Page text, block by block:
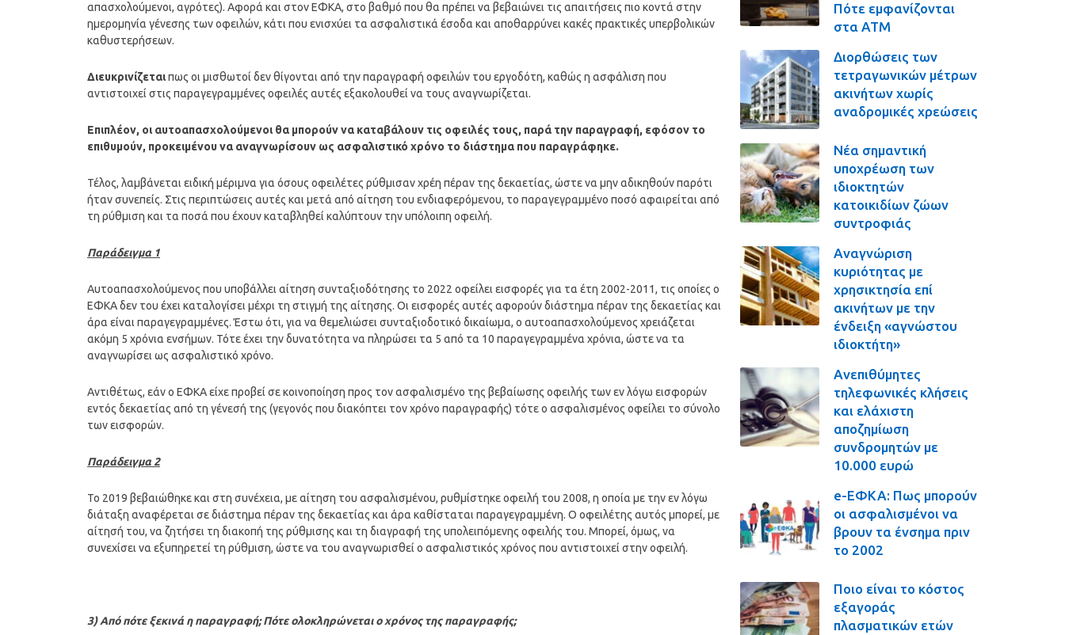
απασχολούμενοι, αγρότες). Αφορά και στον ΕΦΚΑ, στο βαθμό που θα πρέπει να βεβαιώνει τις απαιτήσεις πιο κοντά στην
ημερομηνία γένεσης των οφειλών, κάτι που ενισχύει τα ασφαλιστικά έσοδα και αποθαρρύνει κακές πρακτικές υπερβολικών
καθυστερήσεων.
Διευκρινίζεταιπως οι μισθωτοί δεν θίγονται από την παραγραφή οφειλών του εργοδότη, καθώς η ασφάλιση που
αντιστοιχεί στις παραγεγραμμένες οφειλές αυτές εξακολουθεί να τους αναγνωρίζεται.
Επιπλέον, οι αυτοαπασχολούμενοι θα μπορούν να καταβάλουν τις οφειλές τους, παρά την παραγραφή, εφόσον το
επιθυμούν, προκειμένου να αναγνωρίσουν ως ασφαλιστικό χρόνο το διάστημα που παραγράφηκε.
Τέλος, λαμβάνεται ειδική μέριμνα για όσους οφειλέτες ρύθμισαν χρέη πέραν της δεκαετίας, ώστε να μην αδικηθούν παρότι
ήταν συνεπείς. Στις περιπτώσεις αυτές και μετά από αίτηση του ενδιαφερόμενου, το παραγεγραμμένο ποσό αφαιρείται από
τη ρύθμιση και τα ποσά που έχουν καταβληθεί καλύπτουν την υπόλοιπη οφειλή.
Παράδειγμα 1
Αυτοαπασχολούμενος που υποβάλλει αίτηση συνταξιοδότησης το 2022 οφείλει εισφορές για τα έτη 2002-2011, τις οποίες ο
ΕΦΚΑ δεν του έχει καταλογίσει μέχρι τη στιγμή της αίτησης. Οι εισφορές αυτές αφορούν διάστημα πέραν της δεκαετίας και
άρα είναι παραγεγραμμένες. Έστω ότι, για να θεμελιώσει συνταξιοδοτικό δικαίωμα, ο αυτοαπασχολούμενος χρειάζεται
ακόμη 5 χρόνια ενσήμων. Τότε έχει την δυνατότητα να πληρώσει τα 5 από τα 10 παραγεγραμμένα χρόνια, ώστε να τα
αναγνωρίσει ως ασφαλιστικό χρόνο.
Αντιθέτως, εάν ο ΕΦΚΑ είχε προβεί σε κοινοποίηση προς τον ασφαλισμένο της βεβαίωσης οφειλής των εν λόγω εισφορών
εντός δεκαετίας από τη γένεσή της (γεγονός που διακόπτει τον χρόνο παραγραφής) τότε ο ασφαλισμένος οφείλει το σύνολο
των εισφορών.
Παράδειγμα 2
Το 2019 βεβαιώθηκε και στη συνέχεια, με αίτηση του ασφαλισμένου, ρυθμίστηκε οφειλή του 2008, η οποία με την εν λόγω
διάταξη αναφέρεται σε διάστημα πέραν της δεκαετίας και άρα καθίσταται παραγεγραμμένη. Ο οφειλέτης αυτός μπορεί, με
αίτησή του, να ζητήσει τη διακοπή της ρύθμισης και τη διαγραφή της υπολειπόμενης οφειλής του. Μπορεί, όμως, να
συνεχίσει να εξυπηρετεί τη ρύθμιση, ώστε να του αναγνωρισθεί ο ασφαλιστικός χρόνος που αντιστοιχεί στην οφειλή.
3) Από πότε ξεκινά η παραγραφή; Πότε ολοκληρώνεται ο χρόνος της παραγραφής;
Πότε εμφανίζονται
στα ΑΤΜ
Διορθώσεις των
τετραγωνικών μέτρων
ακινήτων χωρίς
αναδρομικές χρεώσεις
Νέα σημαντική
υποχρέωση των
ιδιοκτητών
κατοικιδίων ζώων
συντροφιάς
Αναγνώριση
κυριότητας με
χρησικτησία επί
ακινήτων με την
ένδειξη «αγνώστου
ιδιοκτήτη»
Ανεπιθύμητες
τηλεφωνικές κλήσεις
και ελάχιστη
αποζημίωση
συνδρομητών με
10.000 ευρώ
e-ΕΦΚΑ: Πως μπορούν
οι ασφαλισμένοι να
βρουν τα ένσημα πριν
το 2002
Ποιο είναι το κόστος
εξαγοράς
πλασματικών ετών